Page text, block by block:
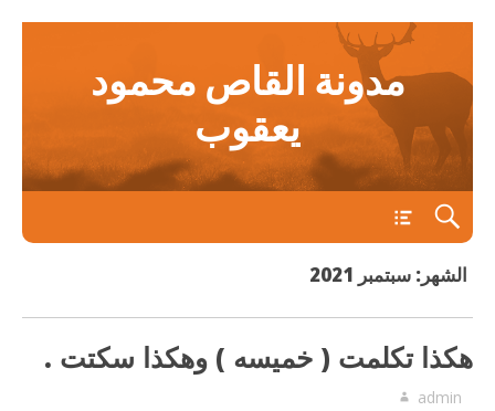
مدونة القاص محمود
يعقوب
main
الشهر: سبتمبر 2021
هكذا تكلمت ( خميسه ) وهكذا سكتت .
admin